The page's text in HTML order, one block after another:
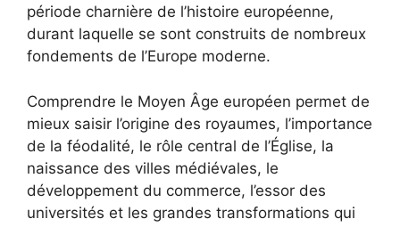
période charnière de l’histoire européenne,
durant laquelle se sont construits de nombreux
fondements de l’Europe moderne.
Comprendre le Moyen Âge européen permet de
mieux saisir l’origine des royaumes, l’importance
de la féodalité, le rôle central de l’Église, la
naissance des villes médiévales, le
développement du commerce, l’essor des
universités et les grandes transformations qui